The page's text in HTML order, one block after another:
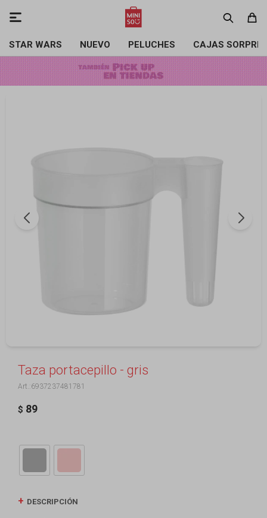
STAR WARS NUEVO PELUCHES CAJAS

Taza portacepillo - gris
6937237481781
$ 89
DESCRIPCIÓN